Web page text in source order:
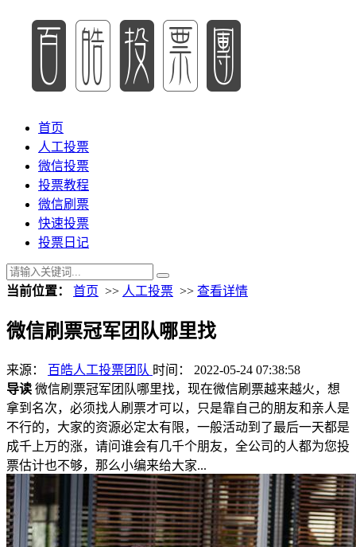
首页
人工投票
微信投票
投票教程
微信刷票
快速投票
投票日记
当前位置： 首页 >> 人工投票 >> 查看详情
微信刷票冠军团队哪里找
来源： 百皓人工投票团队 时间： 2022-05-24 07:38:58
导读 微信刷票冠军团队哪里找，现在微信刷票越来越火，想
拿到名次，必须找人刷票才可以，只是靠自己的朋友和亲人是
不行的，大家的资源必定太有限，一般活动到了最后一天都是
成千上万的涨，请问谁会有几千个朋友，全公司的人都为您投
票估计也不够，那么小编来给大家...